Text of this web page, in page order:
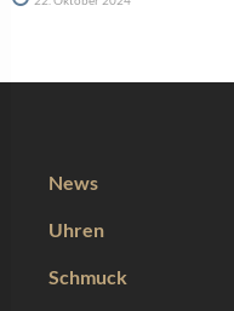
News
Uhren
Schmuck